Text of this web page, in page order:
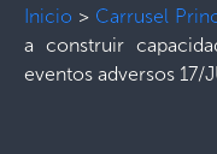
Inicio > Carrusel
a construir
eventos adversos 17/